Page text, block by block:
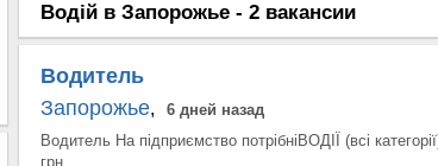
Водій в Запорожье - 2 вакансии
Водитель
Запорожье,
6 дней назад
Водитель На підприємство потрібніВОДІЇ (всі
грн